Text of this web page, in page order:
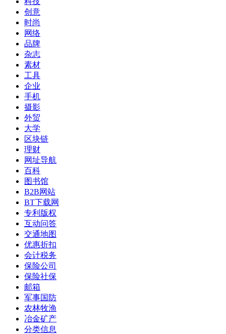
创意
时尚
网络
品牌
杂志
素材
工具
企业
手机
摄影
外贸
大学
区块链
理财
网址导航
百科
图书馆
B2B网站
BT下载网
专利版权
互动问答
交通地图
优惠折扣
会计税务
保险公司
保险社保
邮箱
军事国防
农林牧渔
冶金矿产
分类信息